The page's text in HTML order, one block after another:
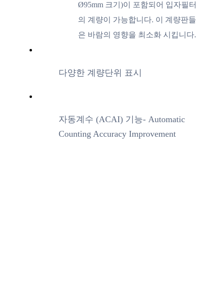
Ø95mm 크기)이 포함되어 입자필터
의 계량이 가능합니다. 이 계량판들
은 바람의 영향을 최소화 시킵니다.
다양한 계량단위 표시
자동계수 (ACAI) 기능- Automatic
Counting Accuracy Improvement